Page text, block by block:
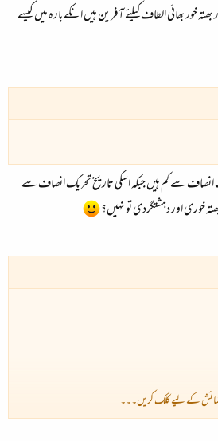
خور بھائی الطاف کیلئے آفرین ہیں انکے بارہ میں کیسے
انصاف سے کم ہیں جبکہ اسکی تاریخ تحریک انصاف سے
خوری اور دہشتگردی تو نہیں؟
کے لیے کلک کریں۔۔۔